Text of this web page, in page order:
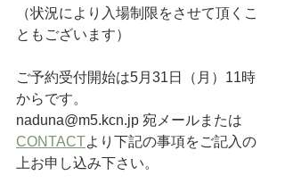
（状況により入場制限をさせて頂くこ
ともございます）
ご予約受付開始は5月31日（月）11時
からです。
naduna@m5.kcn.jp 宛メールまたは
CONTACTより下記の事項をご記入の
上お申し込み下さい。